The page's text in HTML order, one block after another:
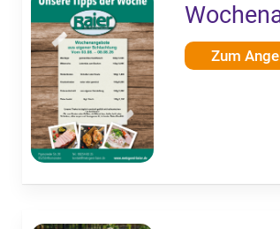
Zum